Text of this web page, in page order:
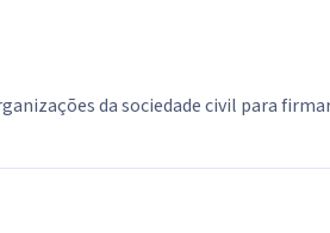
da sociedade civil para